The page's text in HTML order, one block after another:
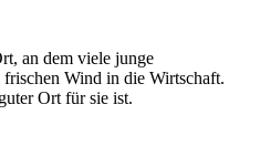
an dem viele junge
Wind in die Wirtschaft.
Ort für sie ist.